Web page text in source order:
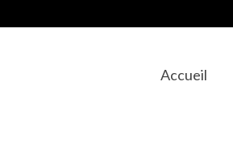
Accueil